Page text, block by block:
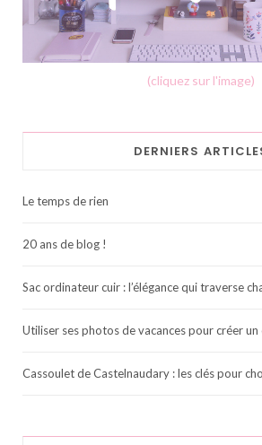
(cliquez sur l'image)
DERNIERS
Le temps de rien
20 ans de blog !
Sac ordinateur cuir : l’élégance qui traverse
Utiliser ses photos de vacances pour créer
Cassoulet de Castelnaudary : les clés pour